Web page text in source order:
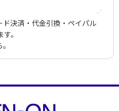
決済・代金引換・ペイパル
。